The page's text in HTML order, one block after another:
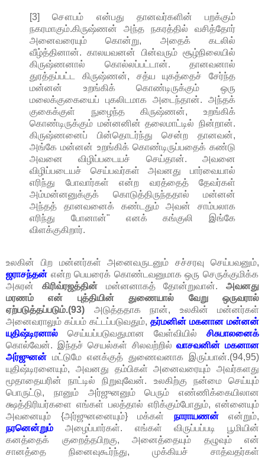
[3] சௌபம் என்பது தானவர்களின் பறக்கும்
நகரமாகும்.கிருஷ்ணன் அந்த நகரத்தில் வசித்தோர்
அனைவரையும் கொன்று, அதைக் கடலில்
வீழ்த்தினான். காலயவனன் பின்வரும் சூழ்நிலையில்
கிருஷ்ணனால் கொல்லப்பட்டான். தானவனால்
துரத்தப்பட்ட கிருஷ்ணன், சத்ய யுகத்தைச் சேர்ந்த
மன்னன் உறங்கிக் கொண்டிருக்கும் ஒரு
மலைக்குகையைப் புகலிடமாக அடைந்தான். அந்தக்
குகைக்குள் நுழைந்த கிருஷ்ணன், உறங்கிக்
கொண்டிருக்கும் மன்னனின் தலைமாட்டில் நின்றான்.
கிருஷ்ணனைப் பின்தொடர்ந்து சென்ற தானவன்,
அங்கே மன்னன் உறங்கிக் கொண்டிருப்பதைக் கண்டு
அவனை விழிப்படையச் செய்தான். அவனை
விழிப்படையச் செய்பவர்கள் அவனது பார்வையால்
எரிந்து போவார்கள் என்ற வரத்தைத் தேவர்கள்
அம்மன்னனுக்குக் கொடுத்திருந்ததால் மன்னன்
அந்தத் தானவனைக் கண்டதும் அவன் சாம்பலாக
எரிந்து போனான்" எனக் கங்குலி இங்கே
விளக்குகிறார்.
உலகின் பிற மன்னர்கள் அனைவருடனும் சச்சரவு செய்பவனும்,
ஜராசந்தன் என்ற பெயரைக் கொண்டவனுமாக ஒரு செருக்குமிக்க
அசுரன் கிரிவ்ரஜத்தின்மன்னனாகத் தோன்றுவான். அவனது
மரணம் என் புத்தியின் துணையால் வேறு ஒருவரால்
ஏற்படுத்தப்படும்.(93) அடுத்ததாக நான், உலகின் மன்னர்கள்
அனைவராலும் கப்பம் கட்டப்படுவதும், தர்மனின் மகனான மன்னன்
யுதிஷ்டிரனால் செய்யப்படுவதுமான வேள்வியில் சிசுபாலனைக்
கொல்வேன். இந்தச் செயல்கள் சிலவற்றில்வாசவனின் மகனான
அர்ஜுனன் மட்டுமே எனக்குத் துணைவனாக இருப்பான்.(94,95)
யுதிஷ்டிரனையும், அவனது தம்பிகள் அனைவரையும் அவர்களது
மூதாதையரின் நாட்டில் நிறுவுவேன். உலகிற்கு நன்மை செய்யும்
பொருட்டு, நானும் அர்ஜுனனும் பெரும் எண்ணிக்கையிலான
க்ஷத்திரியர்களை எங்கள் பலத்தால் எரிக்கும்போதும், என்னையும்
அவனையும் {அர்ஜுனனையும்} மக்கள் நாராயணன்என்றும்,
நரனென்றும் அழைப்பார்கள். எங்கள் விருப்பப்படி பூமியின்
கனத்தைக் குறைத்தபிறகு, அனைத்தையும் தழுவும் என்
சானத்தை நினைவுகூர்ந்து, முக்கியச் சாத்வதர்கள்